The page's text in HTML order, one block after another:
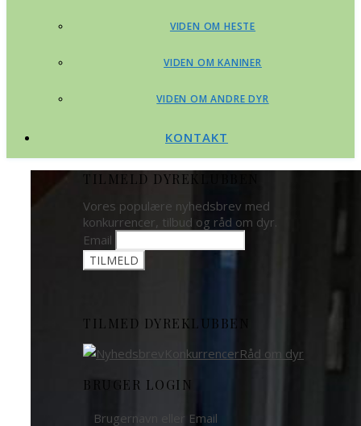
VIDEN OM HESTE
VIDEN OM KANINER
VIDEN OM ANDRE DYR
KONTAKT
TILMELD DYREKLUBBEN
Vores populære nyhedsbrev med
konkurrencer, tilbud og råd om dyr.
Email
TILMED DYREKLUBBEN
BRUGER LOGIN
Brugernavn eller Email